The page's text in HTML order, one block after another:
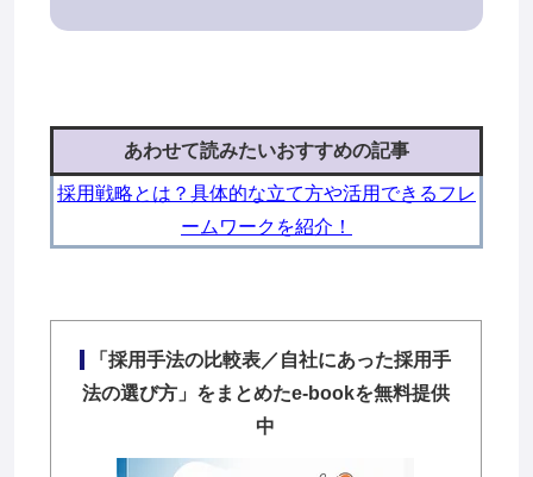
あわせて読みたいおすすめの記事
採用戦略とは？具体的な立て方や活用できるフレ
ームワークを紹介！
「採用手法の比較表／自社にあった採用手
法の選び方」をまとめたe-bookを無料提供
中